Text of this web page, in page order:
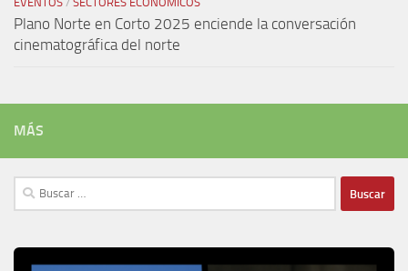
Plano Norte en Corto 2025 enciende la conversación
cinematográfica del norte
MÁS
Buscar: